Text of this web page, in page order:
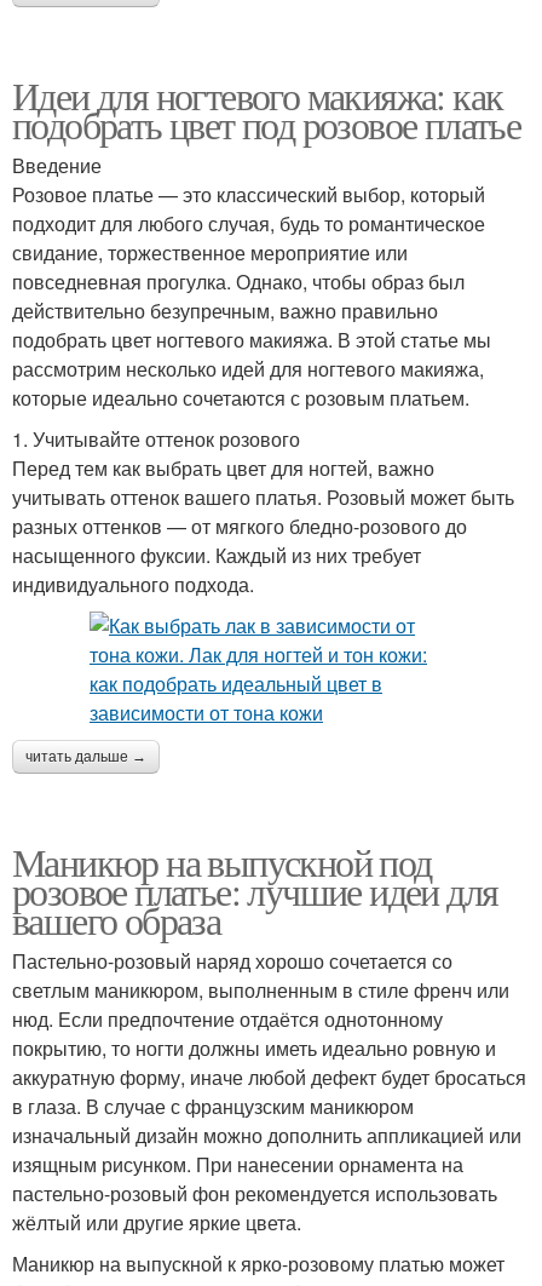
Идеи для ногтевого макияжа: как
подобрать цвет под розовое платье
Введение
Розовое платье — это классический выбор, который
подходит для любого случая, будь то романтическое
свидание, торжественное мероприятие или
повседневная прогулка. Однако, чтобы образ был
действительно безупречным, важно правильно
подобрать цвет ногтевого макияжа. В этой статье мы
рассмотрим несколько идей для ногтевого макияжа,
которые идеально сочетаются с розовым платьем.
1. Учитывайте оттенок розового
Перед тем как выбрать цвет для ногтей, важно
учитывать оттенок вашего платья. Розовый может быть
разных оттенков — от мягкого бледно-розового до
насыщенного фуксии. Каждый из них требует
индивидуального подхода.
читать дальше →
Маникюр на выпускной под
розовое платье: лучшие идеи для
вашего образа
Пастельно-розовый наряд хорошо сочетается со
светлым маникюром, выполненным в стиле френч или
нюд. Если предпочтение отдаётся однотонному
покрытию, то ногти должны иметь идеально ровную и
аккуратную форму, иначе любой дефект будет бросаться
в глаза. В случае с французским маникюром
изначальный дизайн можно дополнить аппликацией или
изящным рисунком. При нанесении орнамента на
пастельно-розовый фон рекомендуется использовать
жёлтый или другие яркие цвета.
Маникюр на выпускной к ярко-розовому платью может